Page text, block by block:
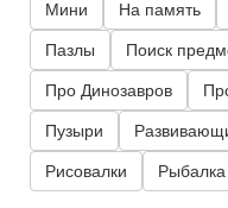
Мини На память
Пазлы Поиск
Про Динозавров
Пузыри
Рисовалки Рыбалка